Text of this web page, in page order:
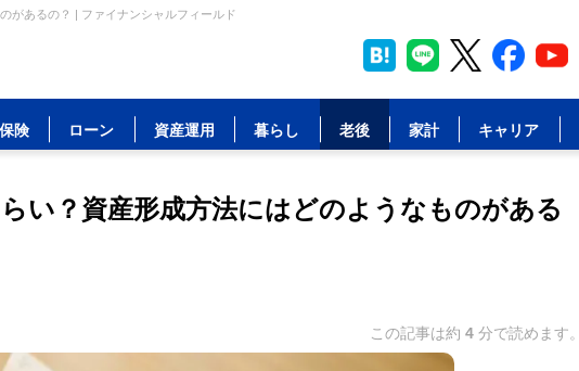
があるの？ | ファイナンシャルフィールド
保険 ローン 資産運用 暮らし 老後 家計 キャリア
い？資産形成方法にはどのようなものがある
この記事は約 4 分で読めます。